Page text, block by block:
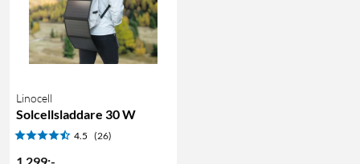
Linocell
Solcellsladdare 30 W
4.5 (26)